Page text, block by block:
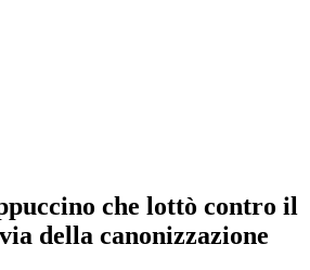
che lottò contro il
della canonizzazione